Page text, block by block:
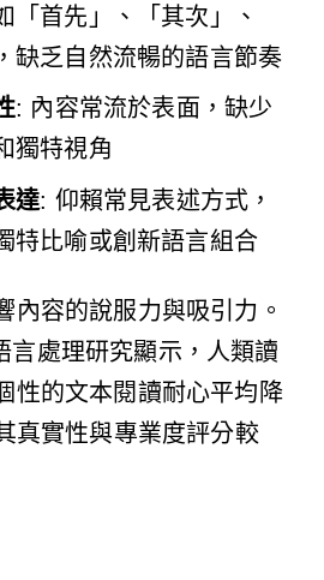
「首先」、「其次」、
缺乏自然流暢的語言節奏
: 內容常流於表面，缺少
獨特視角
達: 仰賴常見表述方式，
特比喻或創新語言組合
內容的說服力與吸引力。
言處理研究顯示，人類讀
性的文本閱讀耐心平均降
真實性與專業度評分較